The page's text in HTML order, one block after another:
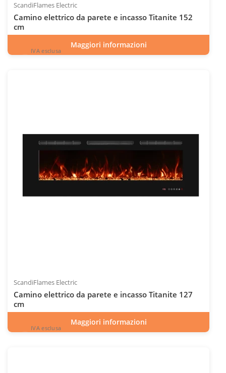
ScandiFlames Electric
Camino elettrico da parete e incasso Titanite 152
cm
IVA esclusa
Maggiori informazioni
ScandiFlames Electric
Camino elettrico da parete e incasso Titanite 127
cm
IVA esclusa
Maggiori informazioni